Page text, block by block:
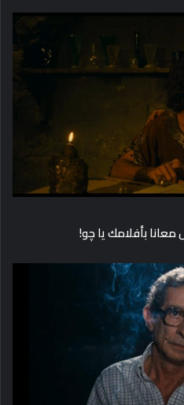
بأفلامك يا چو!